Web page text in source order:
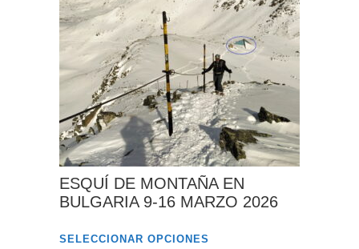
ESQUÍ DE MONTAÑA EN
BULGARIA 9-16 MARZO 2026
SELECCIONAR OPCIONES